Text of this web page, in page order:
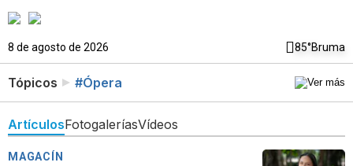
8 de agosto de 2026 85°Bruma
Tópicos #Ópera
ArtículosFotogaleríasVídeos
MAGACÍN